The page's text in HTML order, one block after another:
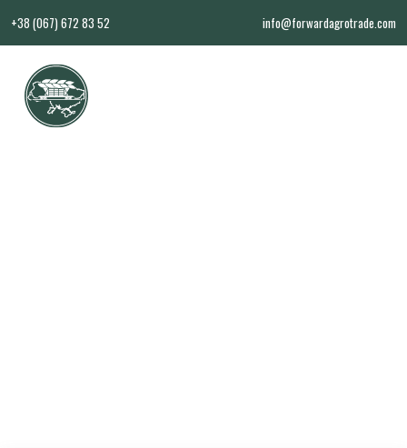
+38 (067) 672 83 52 info@forwardagrotrade.com